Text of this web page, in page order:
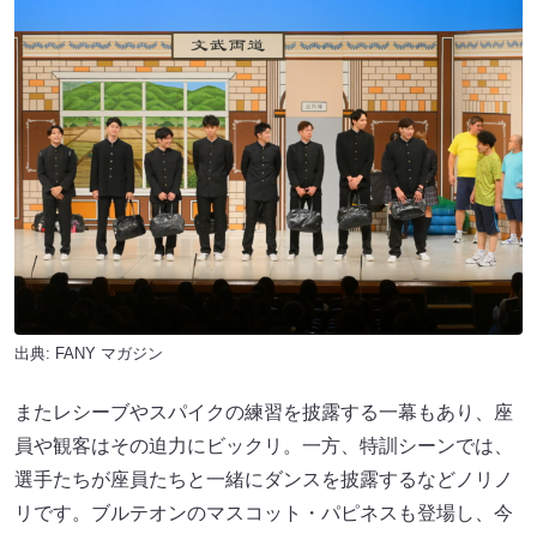
出典: FANY マガジン
またレシーブやスパイクの練習を披露する一幕もあり、座
員や観客はその迫力にビックリ。一方、特訓シーンでは、
選手たちが座員たちと一緒にダンスを披露するなどノリノ
リです。ブルテオンのマスコット・パピネスも登場し、今